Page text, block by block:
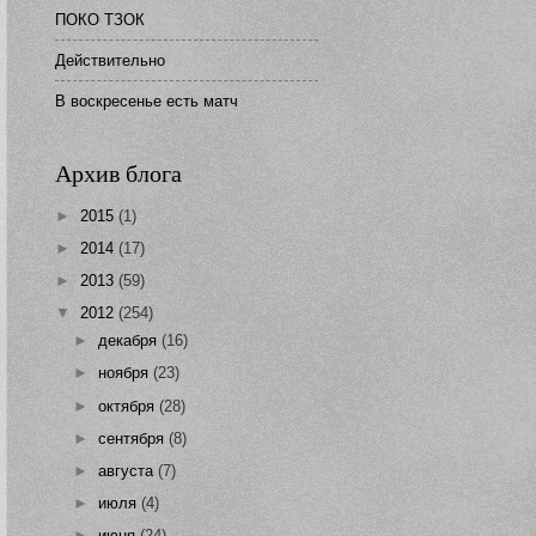
ПОКО ТЗОК
Действительно
В воскресенье есть матч
Архив блога
► 2015 (1)
► 2014 (17)
► 2013 (59)
▼ 2012 (254)
►декабря(16)
►ноября(23)
►октября(28)
►сентября(8)
►августа(7)
► июля(4)